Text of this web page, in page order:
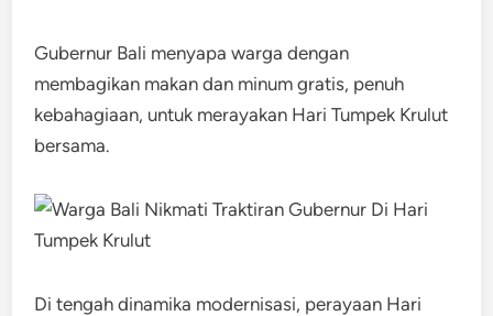
Gubernur Bali menyapa warga dengan
membagikan makan dan minum gratis, penuh
kebahagiaan, untuk merayakan Hari Tumpek Krulut
bersama.
Di tengah dinamika modernisasi, perayaan Hari